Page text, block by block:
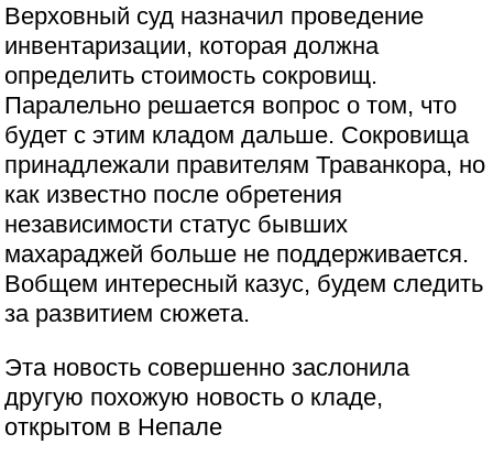
Верховный суд назначил проведение
инвентаризации, которая должна
определить стоимость сокровищ.
Паралельно решается вопрос о том, что
будет с этим кладом дальше. Сокровища
принадлежали правителям Траванкора, но
как известно после обретения
независимости статус бывших
махараджей больше не поддерживается.
Вобщем интересный казус, будем следить
за развитием сюжета.
Эта новость совершенно заслонила
другую похожую новость о кладе,
открытом в Непале